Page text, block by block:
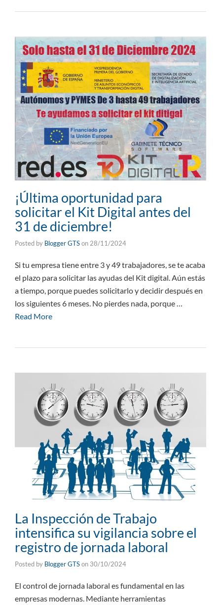
¡Última oportunidad para
solicitar el Kit Digital antes del
31 de diciembre!
Posted by Blogger GTSon 28/11/2024
Si tu empresa tiene entre 3 y 49 trabajadores, se te acaba
el plazo para solicitar las ayudas del Kit digital. Aún estás
a tiempo, porque puedes solicitarlo y decidir después en
los siguientes 6 meses. No pierdes nada, porque …
Read More
La Inspección de Trabajo
intensifica su vigilancia sobre el
registro de jornada laboral
Posted by Blogger GTSon 30/10/2024
El control de jornada laboral es fundamental en las
empresas modernas. Mediante herramientas